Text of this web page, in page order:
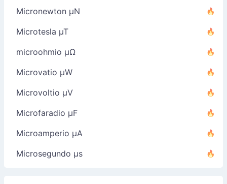
Micronewton µN
Microtesla µT
microohmio µΩ
Microvatio µW
Microvoltio µV
Microfaradio µF
Microamperio µA
Microsegundo µs